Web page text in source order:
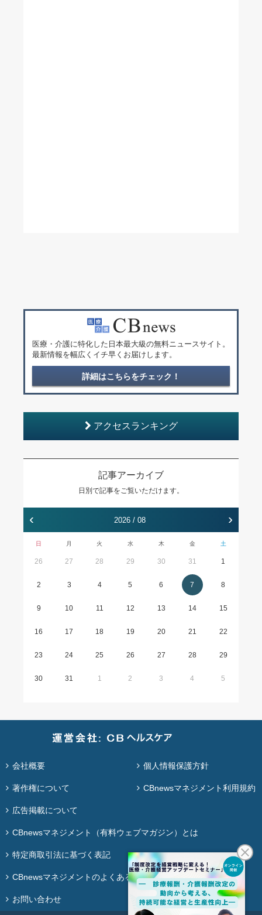
医療・介護に特化した日本最大級の無料ニュースサイト。
最新情報を幅広くイチ早くお届けします。
詳細はこちらをチェック！
アクセスランキング
記事アーカイブ
日別で記事をご覧いただけます。
‹ 2026 / 08 ›
日 月 火 水 木 金 土
26 27 28 29 30 31 1
2 3 4 5 6 7 8
9 10 11 12 13 14 15
16 17 18 19 20 21 22
23 24 25 26 27 28 29
30 31 1 2 3 4 5
会社概要 個人情報保護方針
著作権について CBnewsマネジメント利用規約
広告掲載について
CBnewsマネジメント（有料ウェブマガジン）とは
特定商取引法に基づく表記
CBnewsマネジメントのよくある質問
お問い合わせ